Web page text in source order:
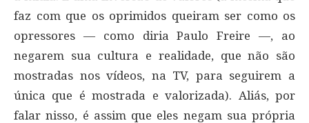
faz com que os oprimidos queiram ser como os
opressores — como diria Paulo Freire —, ao
negarem sua cultura e realidade, que não são
mostradas nos vídeos, na TV, para seguirem a
única que é mostrada e valorizada). Aliás, por
falar nisso, é assim que eles negam sua própria